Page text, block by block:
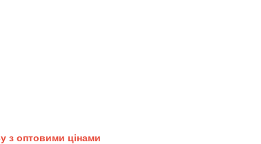
з оптовими цінами